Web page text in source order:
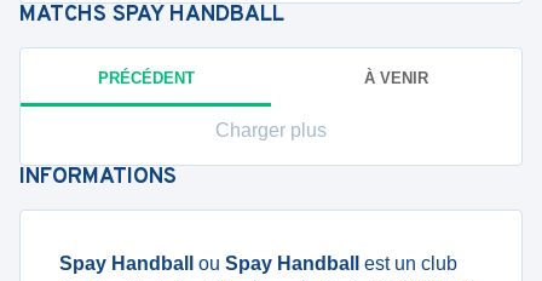
MATCHS SPAY HANDBALL
PRÉCÉDENT À VENIR
Charger plus
INFORMATIONS
Spay Handball ou Spay Handball
est un club